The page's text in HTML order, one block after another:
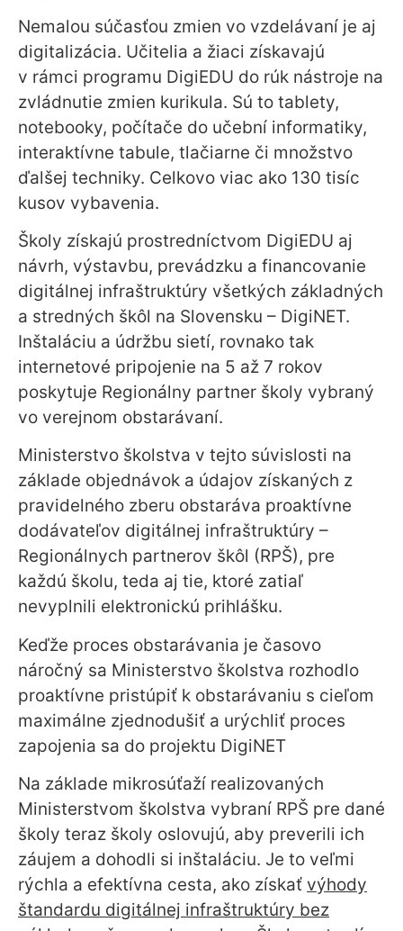
Nemalou súčasťou zmien vo vzdelávaní je aj
digitalizácia. Učitelia a žiaci získavajú
v rámci programu DigiEDU do rúk nástroje na
zvládnutie zmien kurikula. Sú to tablety,
notebooky, počítače do učební informatiky,
interaktívne tabule, tlačiarne či množstvo
ďalšej techniky. Celkovo viac ako 130 tisíc
kusov vybavenia.
Školy získajú prostredníctvom DigiEDU aj
návrh, výstavbu, prevádzku a financovanie
digitálnej infraštruktúry všetkých základných
a stredných škôl na Slovensku – DigiNET.
Inštaláciu a údržbu sietí, rovnako tak
internetové pripojenie na 5 až 7 rokov
poskytuje Regionálny partner školy vybraný
vo verejnom obstarávaní.
Ministerstvo školstva v tejto súvislosti na
základe objednávok a údajov získaných z
pravidelného zberu obstaráva proaktívne
dodávateľov digitálnej infraštruktúry –
Regionálnych partnerov škôl (RPŠ), pre
každú školu, teda aj tie, ktoré zatiaľ
nevyplnili elektronickú prihlášku.
Keďže proces obstarávania je časovo
náročný sa Ministerstvo školstva rozhodlo
proaktívne pristúpiť k obstarávaniu s cieľom
maximálne zjednodušiť a urýchliť proces
zapojenia sa do projektu DigiNET
Na základe mikrosúťaží realizovaných
Ministerstvom školstva vybraní RPŠ pre dané
školy teraz školy oslovujú, aby preverili ich
záujem a dohodli si inštaláciu. Je to veľmi
rýchla a efektívna cesta, ako získať výhody
štandardu digitálnej infraštruktúry bez